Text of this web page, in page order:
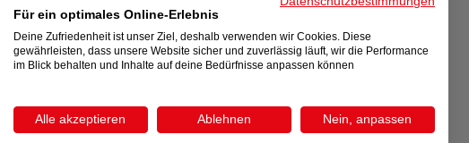
Für ein optimales Online-Erlebnis
Deine Zufriedenheit ist unser Ziel, deshalb verwenden wir Cookies. Diese
gewährleisten, dass unsere Website sicher und zuverlässig läuft, wir die Performance
im Blick behalten und Inhalte auf deine Bedürfnisse anpassen können
Alle akzeptieren Ablehnen Nein, anpassen